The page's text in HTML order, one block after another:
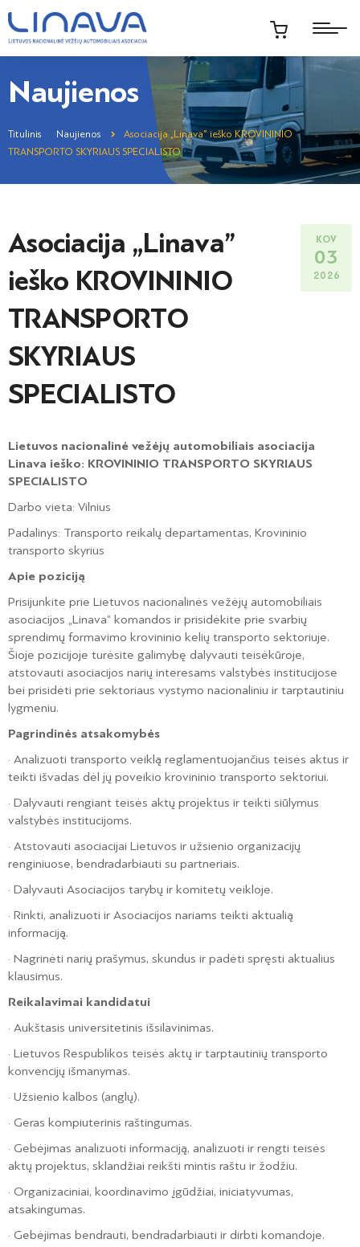
Naujienos
Titulinis Naujienos
Asociacija „Linava” ieško KROVININIO
TRANSPORTO SKYRIAUS SPECIALISTO
Asociacija „Linava”
ieško KROVININIO
TRANSPORTO
SKYRIAUS
SPECIALISTO
KOV
03
2026
Lietuvos nacionalinė vežėjų automobiliais asociacija
Linava ieško: KROVININIO TRANSPORTO SKYRIAUS
SPECIALISTO
Darbo vieta: Vilnius
Padalinys: Transporto reikalų departamentas, Krovininio
transporto skyrius
Apie poziciją
Prisijunkite prie Lietuvos nacionalinės vežėjų automobiliais
asociacijos „Linava“ komandos ir prisidėkite prie svarbių
sprendimų formavimo krovininio kelių transporto sektoriuje.
Šioje pozicijoje turėsite galimybę dalyvauti teisėkūroje,
atstovauti asociacijos narių interesams valstybės institucijose
bei prisidėti prie sektoriaus vystymo nacionaliniu ir tarptautiniu
lygmeniu.
Pagrindinės atsakomybės
· Analizuoti transporto veiklą reglamentuojančius teisės aktus ir
teikti išvadas dėl jų poveikio krovininio transporto sektoriui.
· Dalyvauti rengiant teisės aktų projektus ir teikti siūlymus
valstybės institucijoms.
· Atstovauti asociacijai Lietuvos ir užsienio organizacijų
renginiuose, bendradarbiauti su partneriais.
· Dalyvauti Asociacijos tarybų ir komitetų veikloje.
· Rinkti, analizuoti ir Asociacijos nariams teikti aktualią
informaciją.
· Nagrinėti narių prašymus, skundus ir padėti spręsti aktualius
klausimus.
Reikalavimai kandidatui
· Aukštasis universitetinis išsilavinimas.
· Lietuvos Respublikos teisės aktų ir tarptautinių transporto
konvencijų išmanymas.
· Užsienio kalbos (anglų).
· Geras kompiuterinis raštingumas.
· Gebėjimas analizuoti informaciją, analizuoti ir rengti teisės
aktų projektus, sklandžiai reikšti mintis raštu ir žodžiu.
· Organizaciniai, koordinavimo įgūdžiai, iniciatyvumas,
atsakingumas.
· Gebėjimas bendrauti, bendradarbiauti ir dirbti komandoje.